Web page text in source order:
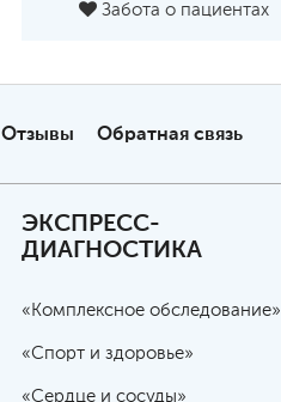
Забота о пациентах
Отзывы Обратная связь
ЭКСПРЕСС-
ДИАГНОСТИКА
«Комплексное обследование»
«Спорт и здоровье»
«Сердце и сосуды»